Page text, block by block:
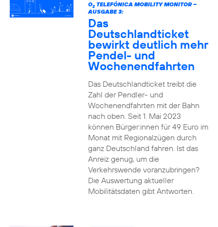
O2TELEFÓNICA MOBILITY MONITOR –
AUSGABE 3:
Das
Deutschlandticket
bewirkt deutlich mehr
Pendel- und
Wochenendfahrten
Das Deutschlandticket treibt die
Zahl der Pendler- und
Wochenendfahrten mit der Bahn
nach oben. Seit 1. Mai 2023
können Bürger:innen für 49 Euro im
Monat mit Regionalzügen durch
ganz Deutschland fahren. Ist das
Anreiz genug, um die
Verkehrswende voranzubringen?
Die Auswertung aktueller
Mobilitätsdaten gibt Antworten.